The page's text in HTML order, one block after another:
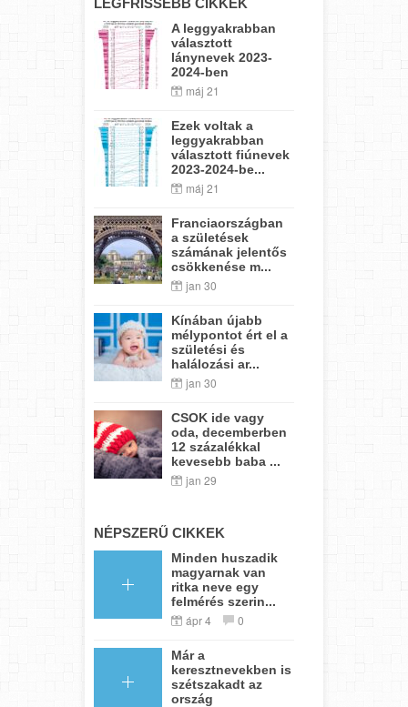
A leggyakrabban
választott
lánynevek 2023-
2024-ben
máj 21
Ezek voltak a
leggyakrabban
választott fiúnevek
2023-2024-be...
máj 21
Franciaországban
a születések
számának jelentős
csökkenése m...
jan 30
Kínában újabb
mélypontot ért el a
születési és
halálozási ar...
jan 30
CSOK ide vagy
oda, decemberben
12 százalékkal
kevesebb baba ...
jan 29
NÉPSZERŰ CIKKEK
Minden huszadik
magyarnak van
ritka neve egy
felmérés szerin...
ápr 4 0
Már a
keresztnevekben is
szétszakadt az
ország